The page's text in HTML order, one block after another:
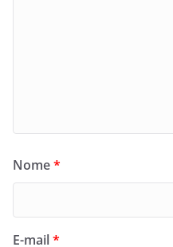
Nome*
E-mail*